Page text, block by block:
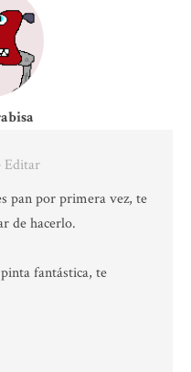
· Editar
pan por primera vez, te
de hacerlo.
fantástica, te